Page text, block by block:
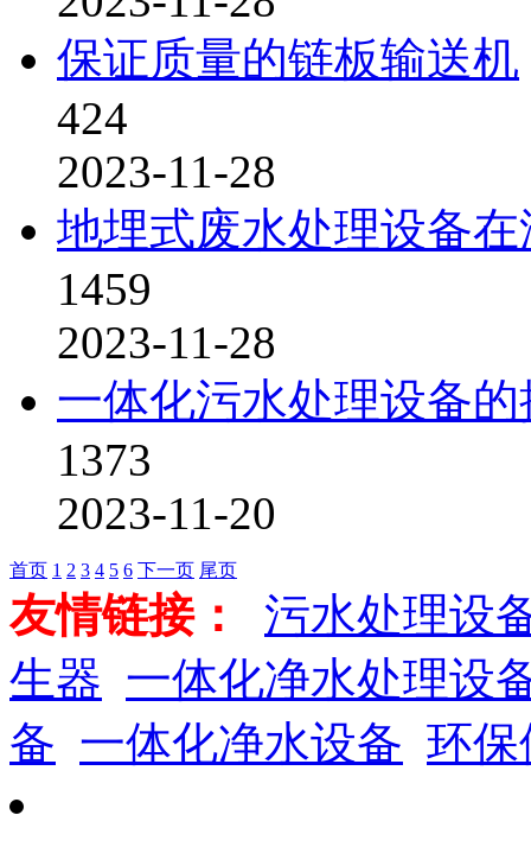
保证质量的链板输送机
424
2023-11-28
地埋式废水处理设备
1459
2023-11-28
一体化污水处理设备
1373
2023-11-20
首页 1 2 3 4 5 6 下一页 尾页
友情链接：
污水处理设
生器 一体化净水处理设
备 一体化净水设备 环保